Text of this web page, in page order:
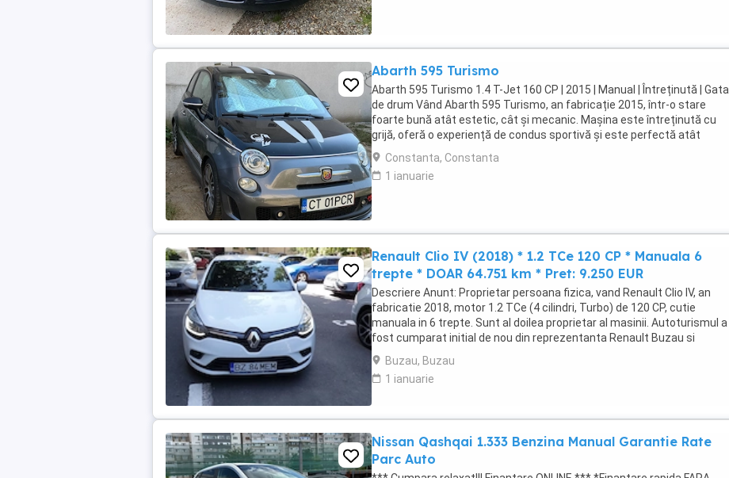
Abarth 595 Turismo
Abarth 595 Turismo 1.4 T-Jet 160 CP | 2015 | Manual | Întreținută | Gata
de drum Vând Abarth 595 Turismo, an fabricație 2015, într-o stare
foarte bună atât estetic, cât și mecanic. Mașina este întreținută cu
grijă, oferă o experiență de condus sportivă și este perfectă atât
pentru oraș, cât și pentru ...
Constanta, Constanta
1 ianuarie
Renault Clio IV (2018) * 1.2 TCe 120 CP * Manuala 6
trepte * DOAR 64.751 km * Pret: 9.250 EUR
Descriere Anunt: Proprietar persoana fizica, vand Renault Clio IV, an
fabricatie 2018, motor 1.2 TCe (4 cilindri, Turbo) de 120 CP, cutie
manuala in 6 trepte. Sunt al doilea proprietar al masinii. Autoturismul a
fost cumparat initial de nou din reprezentanta Renault Buzau si
dispune de istoric complet ...
Buzau, Buzau
1 ianuarie
Nissan Qashqai 1.333 Benzina Manual Garantie Rate
Parc Auto